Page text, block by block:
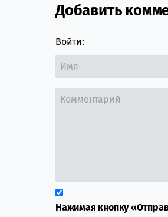
Comment
Добавить
Войти:
Нажимая кнопку